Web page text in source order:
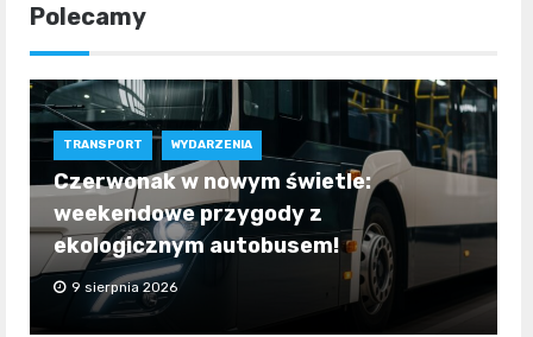
Polecamy
TRANSPORT WYDARZENIA
Czerwonak w nowym świetle:
weekendowe przygody z
ekologicznym autobusem!
9 sierpnia 2026